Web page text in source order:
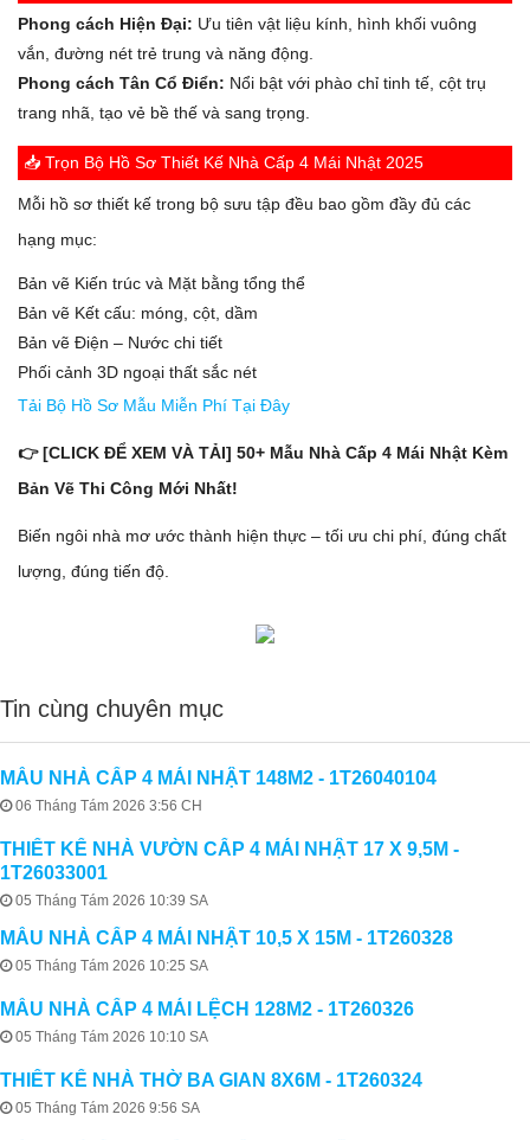
Phong cách Hiện Đại: Ưu tiên vật liệu kính, hình khối vuông
vắn, đường nét trẻ trung và năng động.
Phong cách Tân Cổ Điển: Nổi bật với phào chỉ tinh tế, cột trụ
trang nhã, tạo vẻ bề thế và sang trọng.
📥 Trọn Bộ Hồ Sơ Thiết Kế Nhà Cấp 4 Mái Nhật 2025
Mỗi hồ sơ thiết kế trong bộ sưu tập đều bao gồm đầy đủ các
hạng mục:
Bản vẽ Kiến trúc và Mặt bằng tổng thể
Bản vẽ Kết cấu: móng, cột, dầm
Bản vẽ Điện – Nước chi tiết
Phối cảnh 3D ngoại thất sắc nét
Tải Bộ Hồ Sơ Mẫu Miễn Phí Tại Đây
👉 [CLICK ĐỂ XEM VÀ TẢI] 50+ Mẫu Nhà Cấp 4 Mái Nhật Kèm
Bản Vẽ Thi Công Mới Nhất!
Biến ngôi nhà mơ ước thành hiện thực – tối ưu chi phí, đúng chất
lượng, đúng tiến độ.
Tin cùng chuyên mục
MẪU NHÀ CẤP 4 MÁI NHẬT 148M2 - 1T26040104
06 Tháng Tám 2026 3:56 CH
THIẾT KẾ NHÀ VƯỜN CẤP 4 MÁI NHẬT 17 X 9,5M -
1T26033001
05 Tháng Tám 2026 10:39 SA
MẪU NHÀ CẤP 4 MÁI NHẬT 10,5 X 15M - 1T260328
05 Tháng Tám 2026 10:25 SA
MẪU NHÀ CẤP 4 MÁI LỆCH 128M2 - 1T260326
05 Tháng Tám 2026 10:10 SA
THIẾT KẾ NHÀ THỜ BA GIAN 8X6M - 1T260324
05 Tháng Tám 2026 9:56 SA